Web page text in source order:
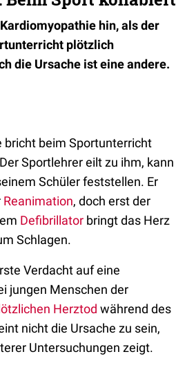
hin, als der
plötzlich
die Ursache ist eine andere.
bricht beim Sportunterricht
Sportlehrer eilt zu ihm, kann
Schüler feststellen. Er
Reanimation, doch erst der
Defibrillator bringt das Herz
Schlagen.
Verdacht auf eine
jungen Menschen der
Herztod während des
nicht die Ursache zu sein,
Untersuchungen zeigt.